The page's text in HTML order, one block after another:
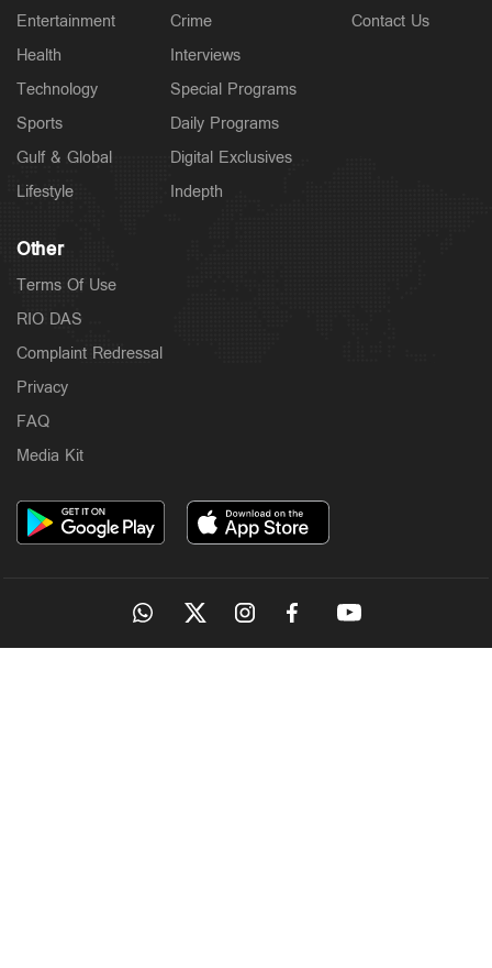
Entertainment
Health
Technology
Sports
Gulf & Global
Lifestyle
Crime
Interviews
Special Programs
Daily Programs
Digital Exclusives
Indepth
Contact Us
Other
Terms Of Use
RIO DAS
Complaint Redressal
Privacy
FAQ
Media Kit